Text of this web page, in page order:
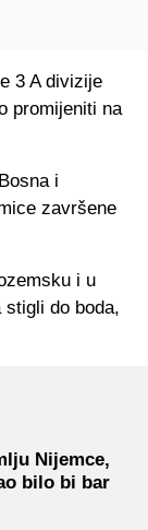
3 A divizije
promijeniti na
i
završene
i u
stigli do boda,
Nijemce,
bilo bi bar